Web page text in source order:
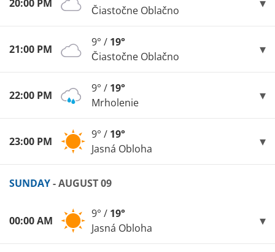
20:00 PM
Čiastočne Oblačno
21:00 PM
9° / 19°
Čiastočne Oblačno
22:00 PM
9° / 19°
Mrholenie
23:00 PM
9° / 19°
Jasná Obloha
SUNDAY- AUGUST 09
00:00 AM
9° / 19°
Jasná Obloha